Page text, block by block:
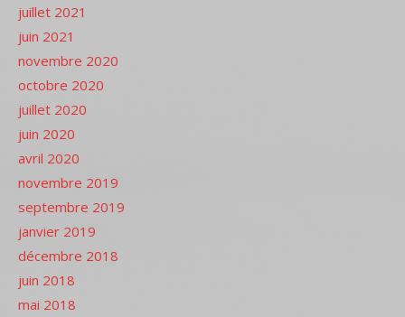
juillet 2021
juin 2021
novembre 2020
octobre 2020
juillet 2020
juin 2020
avril 2020
novembre 2019
septembre 2019
janvier 2019
décembre 2018
juin 2018
mai 2018